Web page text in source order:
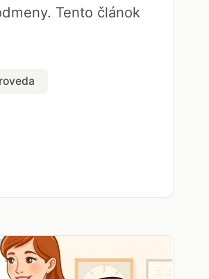
Tento článok